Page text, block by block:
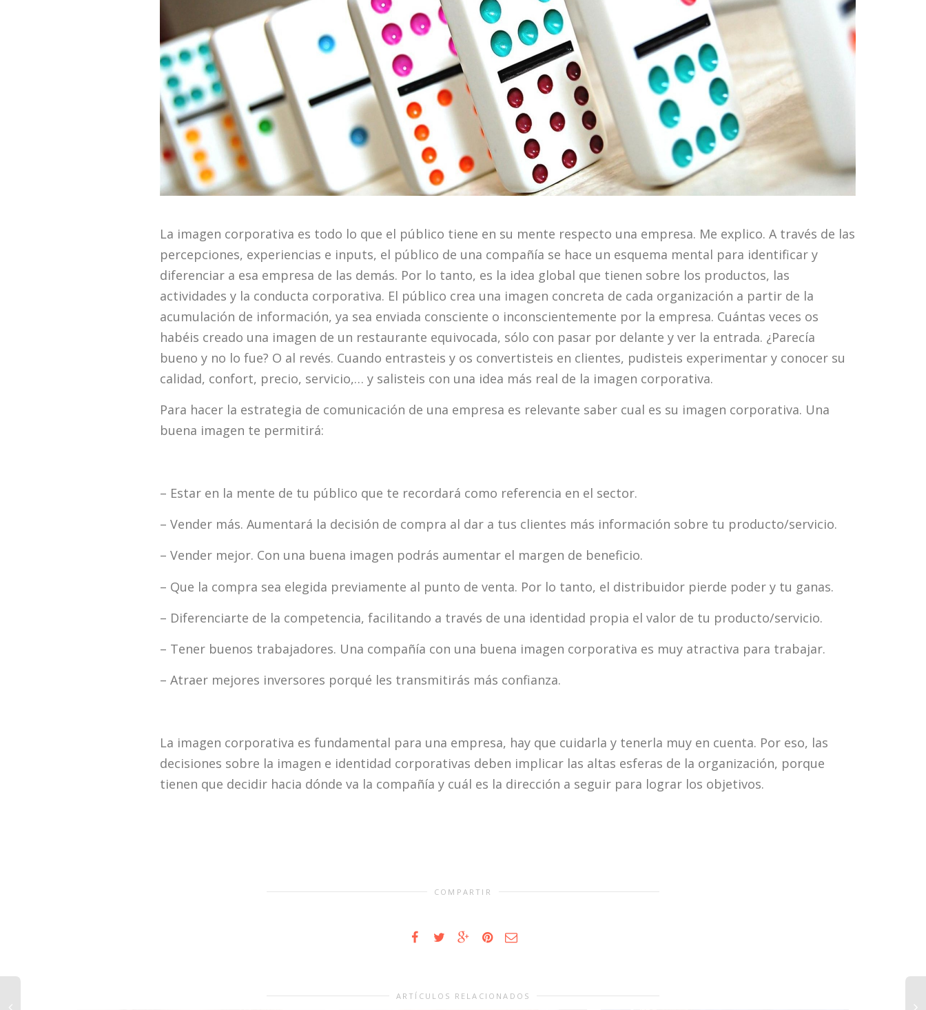
La imagen corporativa es todo lo que el público tiene en su mente respecto una empresa. Me explico. A través de las
percepciones, experiencias e inputs, el público de una compañía se hace un esquema mental para identificar y
diferenciar a esa empresa de las demás. Por lo tanto, es la idea global que tienen sobre los productos, las
actividades y la conducta corporativa. El público crea una imagen concreta de cada organización a partir de la
acumulación de información, ya sea enviada consciente o inconscientemente por la empresa. Cuántas veces os
habéis creado una imagen de un restaurante equivocada, sólo con pasar por delante y ver la entrada. ¿Parecía
bueno y no lo fue? O al revés. Cuando entrasteis y os convertisteis en clientes, pudisteis experimentar y conocer su
calidad, confort, precio, servicio,… y salisteis con una idea más real de la imagen corporativa.
Para hacer la estrategia de comunicación de una empresa es relevante saber cual es su imagen corporativa. Una
buena imagen te permitirá:
– Estar en la mente de tu público que te recordará como referencia en el sector.
– Vender más. Aumentará la decisión de compra al dar a tus clientes más información sobre tu producto/servicio.
– Vender mejor. Con una buena imagen podrás aumentar el margen de beneficio.
– Que la compra sea elegida previamente al punto de venta. Por lo tanto, el distribuidor pierde poder y tu ganas.
– Diferenciarte de la competencia, facilitando a través de una identidad propia el valor de tu producto/servicio.
– Tener buenos trabajadores. Una compañía con una buena imagen corporativa es muy atractiva para trabajar.
– Atraer mejores inversores porqué les transmitirás más confianza.
La imagen corporativa es fundamental para una empresa, hay que cuidarla y tenerla muy en cuenta. Por eso, las
decisiones sobre la imagen e identidad corporativas deben implicar las altas esferas de la organización, porque
tienen que decidir hacia dónde va la compañía y cuál es la dirección a seguir para lograr los objetivos.
COMPARTIR
ARTÍCULOS RELACIONADOS